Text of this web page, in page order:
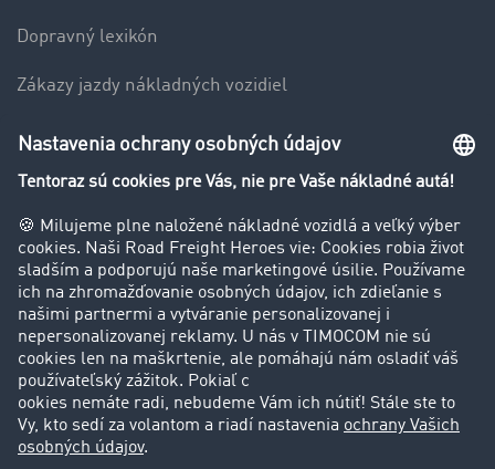
Dopravný lexikón
Zákazy jazdy nákladných vozidiel
Firma
Príbehy zákazníkov
Zákazníci získavajú zákazníkov
Podpora
Kontakt